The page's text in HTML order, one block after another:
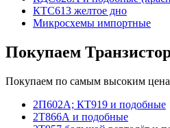
КТС613 желтое дно
Микросхемы импортные
Покупаем
Покупаем по самым высоким
2П602А; КТ919 и подобные
2Т866А и подобные